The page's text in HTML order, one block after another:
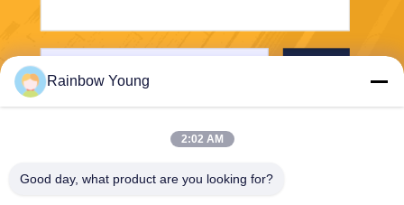
Rainbow Young
2:02 AM
Good day, what product are you looking for?